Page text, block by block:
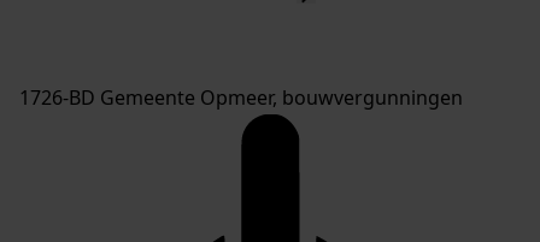
1726-BD Gemeente Opmeer, bouwvergunningen